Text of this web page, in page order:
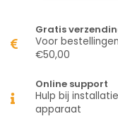
Gratis
Voor
€50,00
Online support
Hulp bij
apparaat